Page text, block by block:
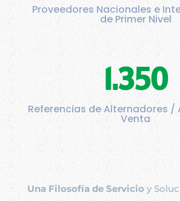
Proveedores Nacionales e
de Primer Nivel
1.350
Referencias de Alternadores /
Venta
Una Filosofía de Servicioy